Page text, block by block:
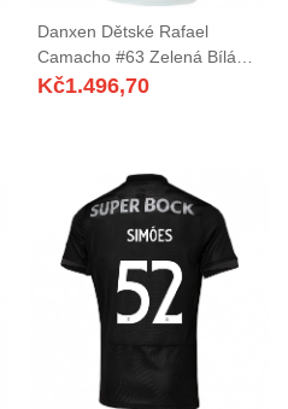
Danxen Dětské Rafael
Camacho #63 Zelená Bílá
Domů Hráčské Dresy
Kč1.496,70